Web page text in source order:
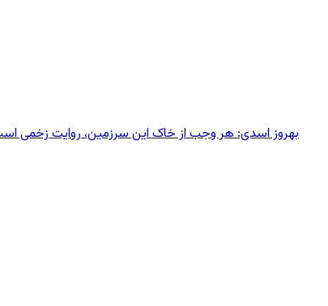
بهروز اسدی: هر وجب از خاک‌ این سرزمین، روایت زخمی